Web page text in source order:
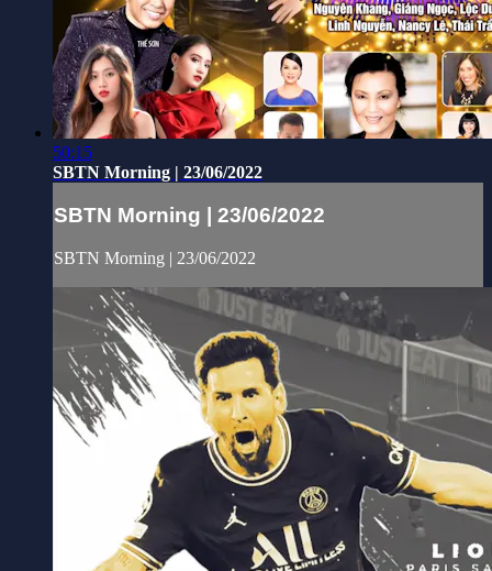
50:15
SBTN Morning | 23/06/2022
SBTN Morning | 23/06/2022
SBTN Morning | 23/06/2022